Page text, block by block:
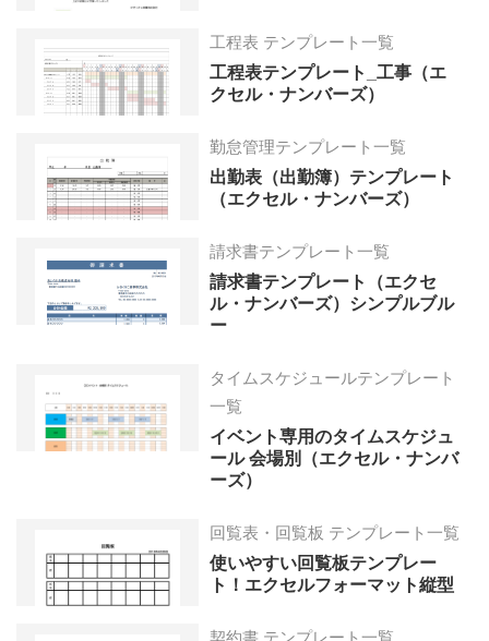
工程表 テンプレート一覧
工程表テンプレート_工事（エ
クセル・ナンバーズ）
勤怠管理テンプレート一覧
出勤表（出勤簿）テンプレート
（エクセル・ナンバーズ）
請求書テンプレート一覧
請求書テンプレート（エクセ
ル・ナンバーズ）シンプルブル
ー
タイムスケジュールテンプレート
一覧
イベント専用のタイムスケジュ
ール 会場別（エクセル・ナンバ
ーズ）
回覧表・回覧板 テンプレート一覧
使いやすい回覧板テンプレー
ト！エクセルフォーマット縦型
契約書 テンプレート一覧